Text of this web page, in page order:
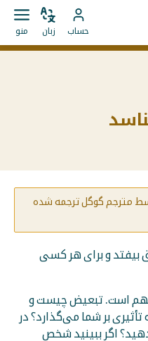
به
حساب
حساب
زبان
تغییر
زبان
باز
منو
منو
مترجم گوگل ترجمه شده
بیفتد و برای هر کسی
است. تبعیض چیست و
بر شما می‌گذارد؟ در
اگر ببینید شخص